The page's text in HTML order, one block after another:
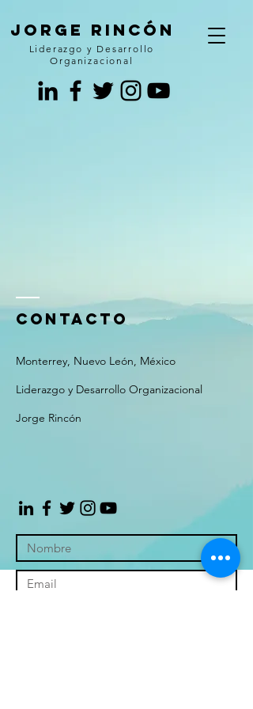
JORGE RINCÓN
Liderazgo y Desarrollo
Organizacional
Contacto
Monterrey, Nuevo León, México
Liderazgo y Desarrollo Organizacional
Jorge Rincón